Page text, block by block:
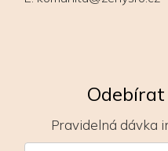
Pravidelná dávka